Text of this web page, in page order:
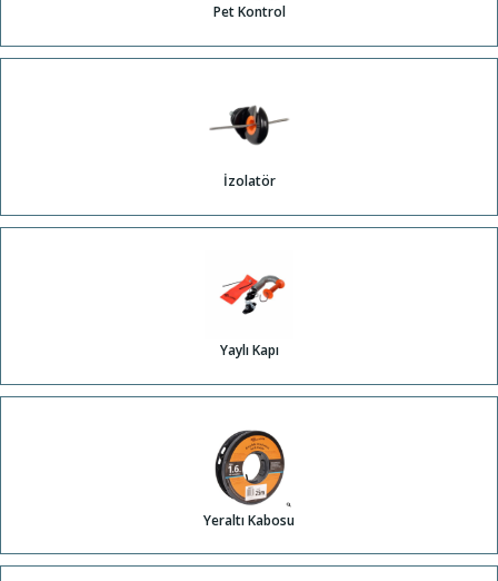
Pet Kontrol
İzolatör
Yaylı Kapı
Yeraltı Kabosu